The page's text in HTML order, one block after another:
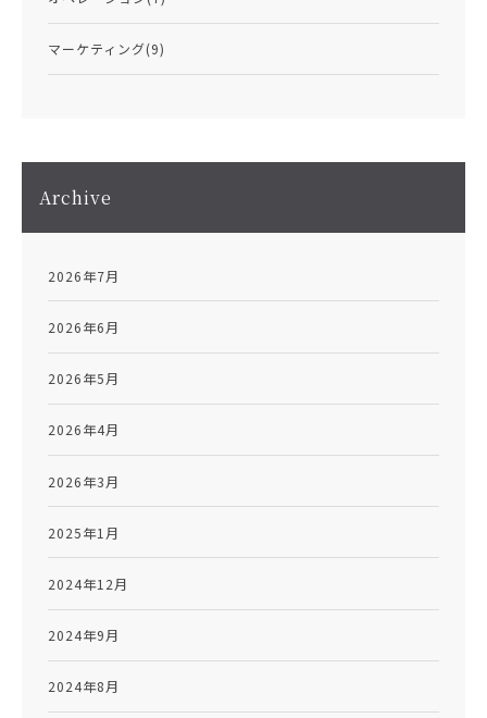
マーケティング(9)
Archive
2026年7月
2026年6月
2026年5月
2026年4月
2026年3月
2025年1月
2024年12月
2024年9月
2024年8月